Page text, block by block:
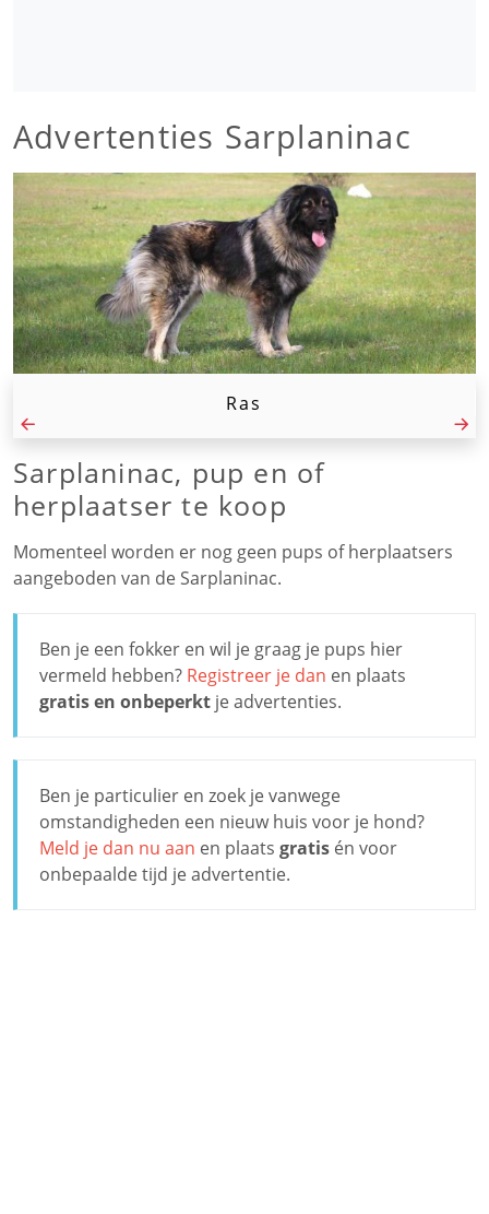
Advertenties Sarplaninac
Ras
Sarplaninac, pup en of
herplaatser te koop
Momenteel worden er nog geen pups of herplaatsers
aangeboden van de Sarplaninac.
Ben je een fokker en wil je graag je pups hier
vermeld hebben? Registreer je dan en plaats
gratis en onbeperkt je advertenties.
Ben je particulier en zoek je vanwege
omstandigheden een nieuw huis voor je hond?
Meld je dan nu aan en plaats gratis én voor
onbepaalde tijd je advertentie.